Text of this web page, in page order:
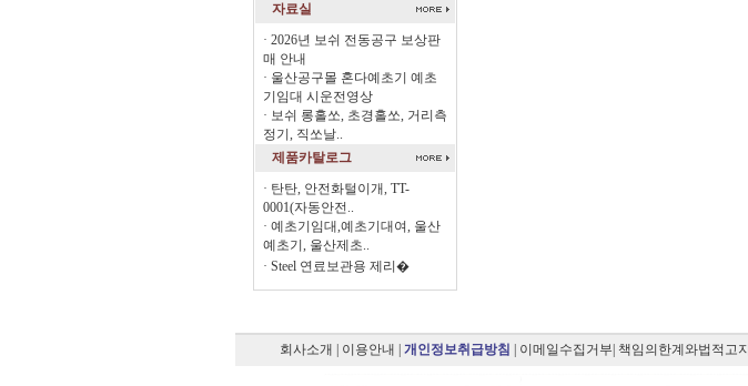
자료실
· 2026년 보쉬 전동공구 보상판
매 안내
· 울산공구몰 혼다예초기 예초
기임대 시운전영상
· 보쉬 롱홀쏘, 초경홀쏘, 거리측
정기, 직쏘날..
제품카탈로그
· 탄탄, 안전화털이개, TT-
0001(자동안전..
· 예초기임대,예초기대여, 울산
예초기, 울산제초..
· Steel 연료보관용 제리�
회사소개 이용안내 개인정보취급방침 이메일수집거부 책임의한계와법적고지